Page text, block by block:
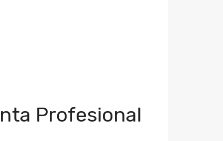
Profesional